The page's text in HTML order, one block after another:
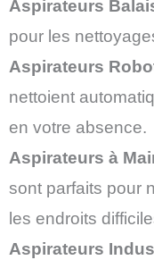
Aspirateurs
pour les
Aspirateurs
nettoient
en votre absence.
Aspirateurs à
sont parfaits pour
les endroits
Aspirateurs